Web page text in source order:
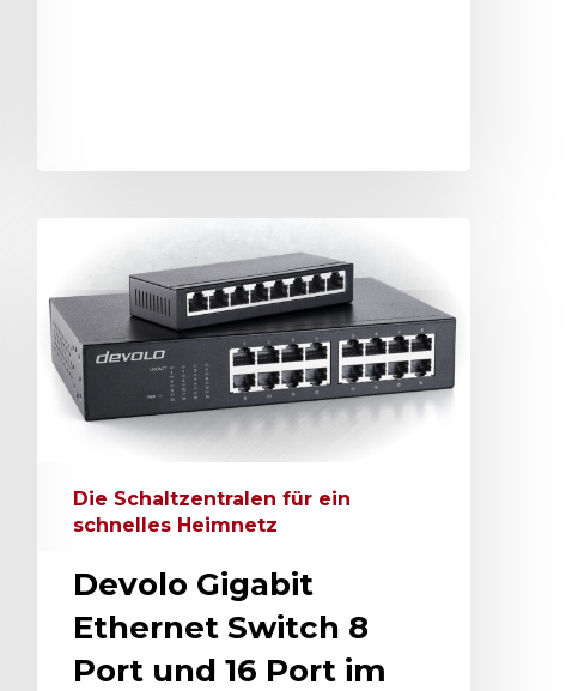
Die Schaltzentralen für ein
schnelles Heimnetz
Devolo Gigabit
Ethernet Switch 8
Port und 16 Port im